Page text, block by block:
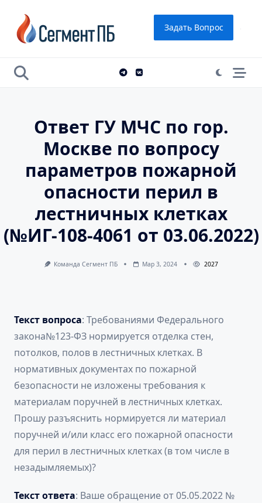
content
Задать Вопрос
Ответ ГУ МЧС по гор.
Москве по вопросу
параметров пожарной
опасности перил в
лестничных клетках
(№ИГ-108-4061 от 03.06.2022)
Команда Сегмент ПБ Мар 3, 2024 2027
Текст вопроса: Требованиями Федерального
закона№123-ФЗ нормируется отделка стен,
потолков, полов в лестничных клетках. В
нормативных документах по пожарной
безопасности не изложены требования к
материалам поручней в лестничных клетках.
Прошу разъяснить нормируется ли материал
поручней и/или класс его пожарной опасности
для перил в лестничных клетках (в том числе в
незадымляемых)?
Текст ответа: Ваше обращение от 05.05.2022 №